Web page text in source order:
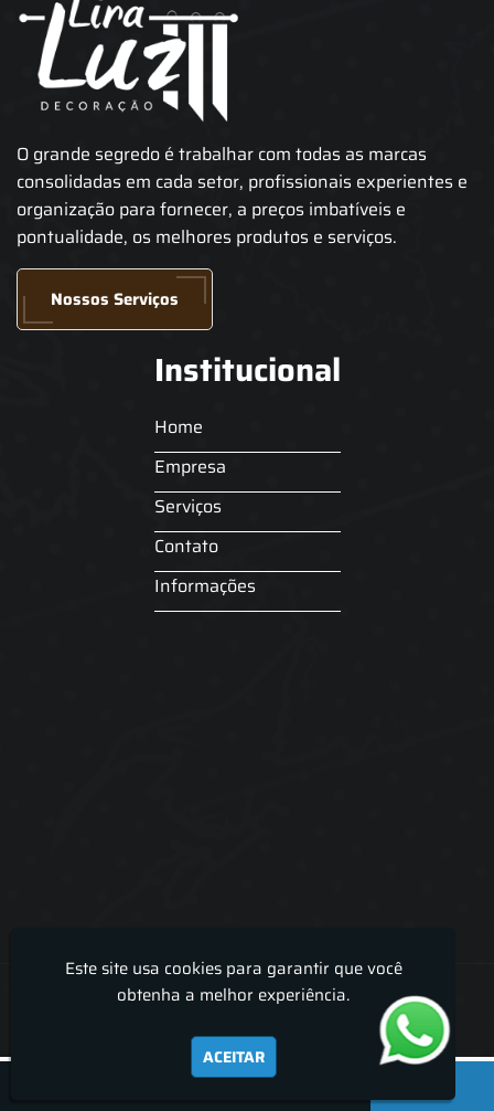
O grande segredo é trabalhar com todas as marcas
consolidadas em cada setor, profissionais experientes e
organização para fornecer, a preços imbatíveis e
pontualidade, os melhores produtos e serviços.
Nossos Serviços
Institucional
Home
Empresa
Serviços
Contato
Informações
Lira Luz Decor - Cortinas sob medidas e persianas
Este site usa cookies para garantir que você
obtenha a melhor experiência.
ACEITAR